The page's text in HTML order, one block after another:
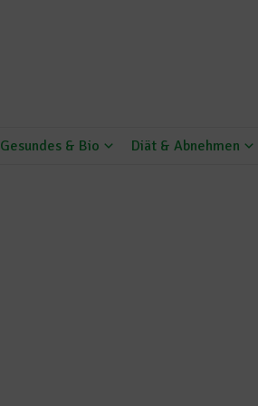
Gesundes & Bio Diät & Abnehmen